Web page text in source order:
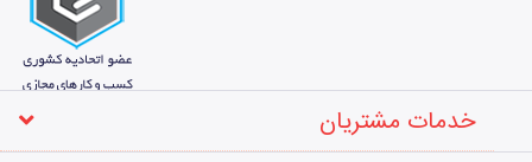
خدمات مشتریان